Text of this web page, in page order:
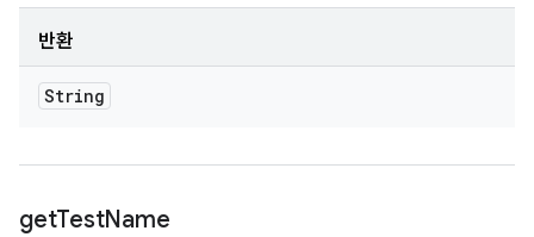
반환
String
getTestName